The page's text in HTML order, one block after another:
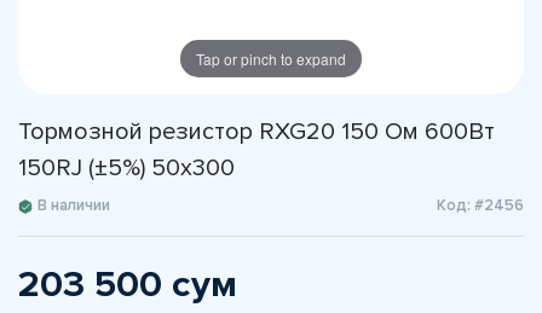
Tap or pinch to expand
Тормозной резистор RXG20 150 Ом 600Вт
150RJ (±5%) 50x300
В наличии Код: #2456
203 500 сум